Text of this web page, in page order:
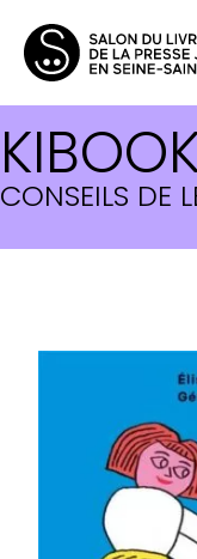
CONSEILS DE